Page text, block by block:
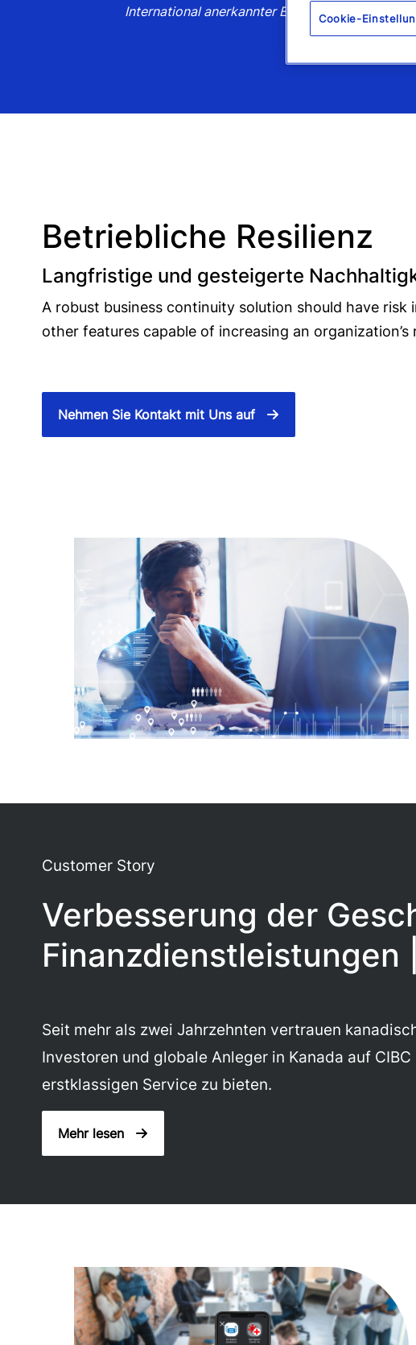
International anerkannter Experte für
Betriebliche Resilienz
Langfristige und gesteigerte
A robust business continuity solution should have risk
other features capable of increasing an organization’s
Nehmen Sie Kontakt mit Uns auf
Customer Story
Verbesserung der
Finanzdienstleistungen
Seit mehr als zwei Jahrzehnten vertrauen
Investoren und globale Anleger in Kanada auf CIBC
erstklassigen Service zu bieten.
Mehr lesen
Cookie-